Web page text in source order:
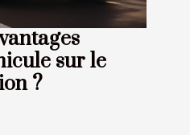
sur le
?